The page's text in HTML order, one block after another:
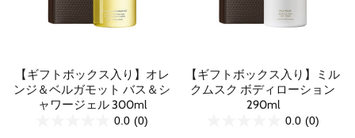
【ギフトボックス入り】オレ
ンジ＆ベルガモット バス＆シ
ャワージェル 300ml
0.0 (0)
【ギフトボックス入り】ミル
クムスク ボディローション
290ml
0.0 (0)